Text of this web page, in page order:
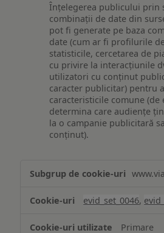
Înțelegerea publicului prin
combinații de date din
pot fi generate pe baza
date (cum ar fi profilurile
statisticile, cercetarea de
cu privire la interacțiunile
utilizatori cu conținut
caracter publicitar) pentru
caracteristicile comune
determina care audiențe
la o campanie publicitară
conținut).
evid_set_0046,
Primare